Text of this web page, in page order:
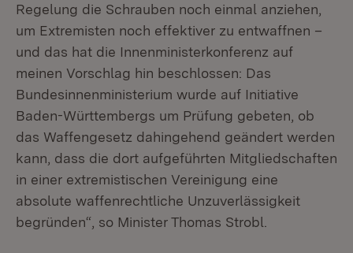
Regelung die Schrauben noch einmal anziehen,
um Extremisten noch effektiver zu entwaffnen –
und das hat die Innenministerkonferenz auf
meinen Vorschlag hin beschlossen: Das
Bundesinnenministerium wurde auf Initiative
Baden-Württembergs um Prüfung gebeten, ob
das Waffengesetz dahingehend geändert werden
kann, dass die dort aufgeführten Mitgliedschaften
in einer extremistischen Vereinigung eine
absolute waffenrechtliche Unzuverlässigkeit
begründen“, so Minister Thomas Strobl.